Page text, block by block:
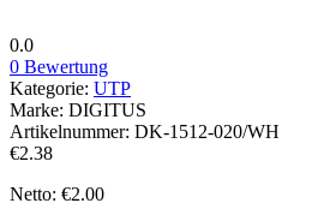
0.0
0 Bewertung
Kategorie: UTP
Marke: DIGITUS
Artikelnummer: DK-1512-020/WH
€2.38
Netto: €2.00